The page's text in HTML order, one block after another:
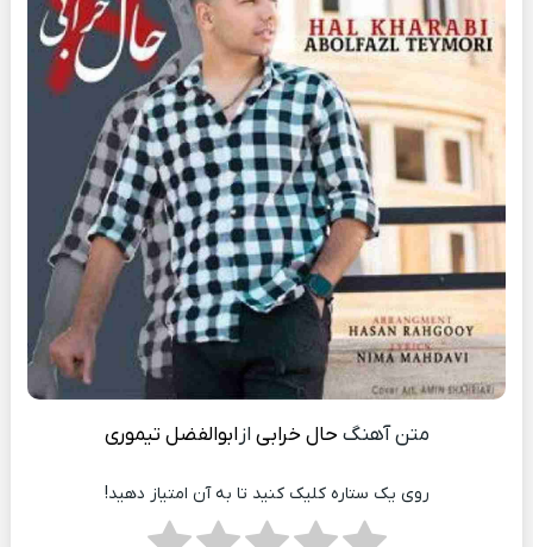
متن آهنگ حال خرابی از ابوالفضل تیموری
روی یک ستاره کلیک کنید تا به آن امتیاز دهید!